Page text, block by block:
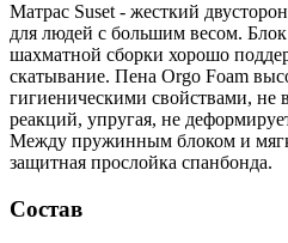
Матрас Suset - жесткий
для людей с большим весом.
шахматной сборки хорошо
скатывание. Пена Orgo Foam
гигиеническими свойствами, не
реакций, упругая, не
Между пружинным блоком и
защитная прослойка спанбонда.
Состав